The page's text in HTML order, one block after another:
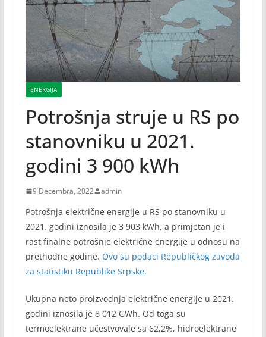
ENERGIJA
Potrošnja struje u RS po
stanovniku u 2021.
godini 3 900 kWh
9 Decembra, 2022 admin
Potrošnja električne energije u RS po stanovniku u
2021. godini iznosila je 3 903 kWh, a primjetan je i
rast finalne potrošnje električne energije u odnosu na
prethodne godine. Ovo su podaci Republičkog zavoda
za statistiku Republike Srpske.
Ukupna neto proizvodnja električne energije u 2021.
godini iznosila je 8 012 GWh. Od toga su
termoelektrane učestvovale sa 62,2%, hidroelektrane